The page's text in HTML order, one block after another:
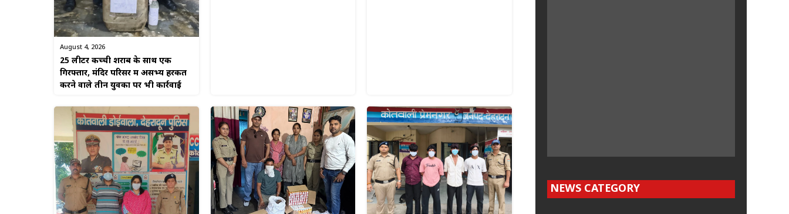
August 4, 2026
25 लीटर कच्ची शराब के साथ एक
गिरफ्तार, मंदिर परिसर में असभ्य हरकत
करने वाले तीन युवकों पर भी कार्रवाई
NEWS CATEGORY